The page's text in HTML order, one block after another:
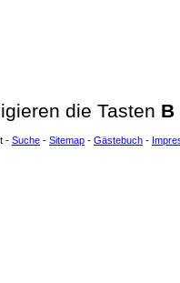
die Tasten B
- Suche - Sitemap - Gästebuch -